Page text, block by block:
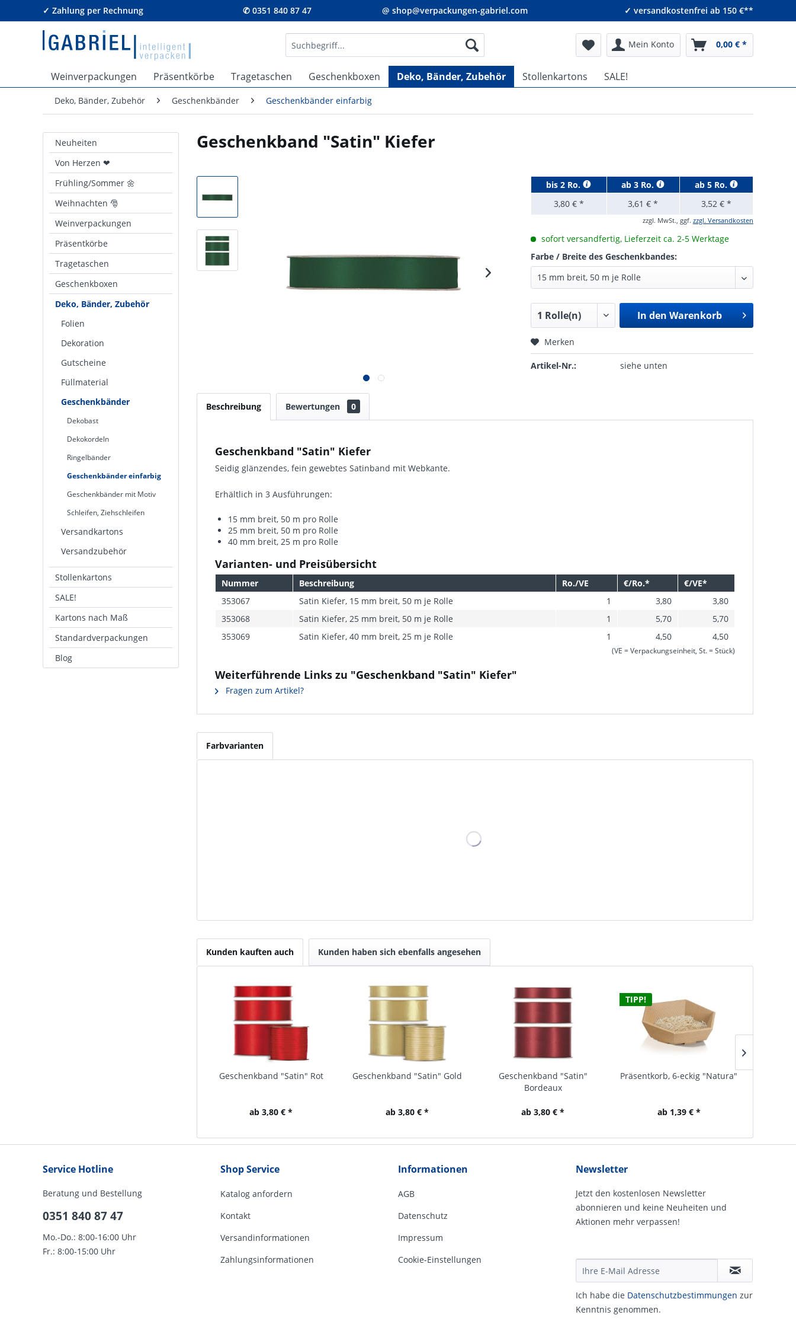
✓ Zahlung per Rechnung ✆ 0351 840 87 47 @ shop@verpackungen-gabriel.com ✓ versandkostenfrei ab 150 €**
Mein Konto 0,00 € *
Weinverpackungen Präsentkörbe Tragetaschen Geschenkboxen Deko, Bänder, Zubehör Stollenkartons SALE!
Deko, Bänder, Zubehör Geschenkbänder Geschenkbänder einfarbig
Neuheiten
Von Herzen ❤
Frühling/Sommer 🌼
Weihnachten 🎅
Weinverpackungen
Präsentkörbe
Tragetaschen
Geschenkboxen
Deko, Bänder, Zubehör
Folien
Dekoration
Gutscheine
Füllmaterial
Geschenkbänder
Dekobast
Dekokordeln
Ringelbänder
Geschenkbänder einfarbig
Geschenkbänder mit Motiv
Schleifen, Ziehschleifen
Versandkartons
Versandzubehör
Stollenkartons
SALE!
Kartons nach Maß
Standardverpackungen
Blog
Geschenkband "Satin" Kiefer
bis2 Ro. ab3 Ro. ab 5 Ro.
3,80 € *
3,61 € * 3,52 € *
zzgl. MwSt., ggf. zzgl. Versandkosten
sofort versandfertig, Lieferzeit ca. 2-5 Werktage
Farbe / Breite des Geschenkbandes:
In den Warenkorb
Merken
Artikel-Nr.: siehe unten
Beschreibung Bewertungen 0
Geschenkband "Satin" Kiefer
Seidig glänzendes, fein gewebtes Satinband mit Webkante.
Erhältlich in 3 Ausführungen:
15 mm breit, 50 m pro Rolle
25 mm breit, 50 m pro Rolle
40 mm breit, 25 m pro Rolle
Varianten- und Preisübersicht
Nummer Beschreibung Ro./VE €/Ro.*
€/VE*
353067
Satin Kiefer, 15 mm breit, 50 m je Rolle 1 3,80
3,80
353068
Satin Kiefer, 25 mm breit, 50 m je Rolle 1 5,70
5,70
353069
Satin Kiefer, 40 mm breit, 25 m je Rolle 1 4,50 4,50
(VE = Verpackungseinheit, St. = Stück)
Weiterführende Links zu "Geschenkband "Satin" Kiefer"
Fragen zum Artikel?
Farbvarianten
Kunden kauften auch Kunden haben sich ebenfalls angesehen
Geschenkband "Satin" Rot
ab 3,80 € *
Geschenkband "Satin" Gold
ab 3,80 € *
Geschenkband "Satin"
Bordeaux
ab 3,80 € *
TIPP!
Präsentkorb, 6-eckig "Natura"
ab 1,39 € *
Service Hotline
Beratung und Bestellung
0351 840 87 47
Mo.-Do.: 8:00-16:00 Uhr
Fr.: 8:00-15:00 Uhr
Shop Service
Katalog anfordern
Kontakt
Versandinformationen
Zahlungsinformationen
Informationen
AGB
Datenschutz
Impressum
Cookie-Einstellungen
Newsletter
Jetzt den kostenlosen Newsletter
abonnieren und keine Neuheiten und
Aktionen mehr verpassen!
Ich habe die Daten­schutz­be­stim­mungen zur
Kennt­nis genommen.